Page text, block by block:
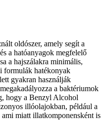
oldószer, amely segít a
a hatóanyagok megfelelő
a hajszálakra minimális,
formulák hatékonyak
gyakran használják
a baktériumok
hogy a Benzyl Alcohol
illóolajokban, például a
miatt illatkomponensként is